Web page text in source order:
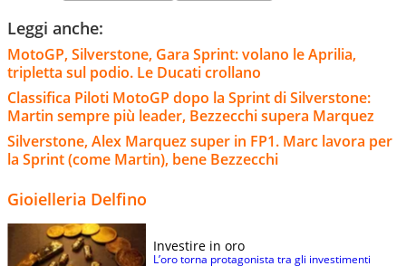
Leggi anche:
MotoGP, Silverstone, Gara Sprint: volano le Aprilia,
tripletta sul podio. Le Ducati crollano
Classifica Piloti MotoGP dopo la Sprint di Silverstone:
Martin sempre più leader, Bezzecchi supera Marquez
Silverstone, Alex Marquez super in FP1. Marc lavora per
la Sprint (come Martin), bene Bezzecchi
Gioielleria Delfino
Investire in oro
L’oro torna protagonista tra gli investimenti